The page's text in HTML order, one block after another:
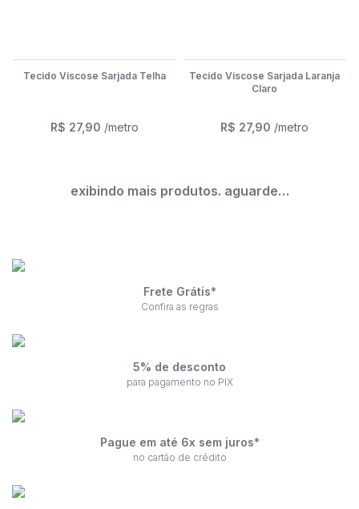
Tecido Viscose Sarjada Telha
R$ 27,90 /metro
Tecido Viscose Sarjada Laranja
Claro
R$ 27,90 /metro
exibindo mais produtos. aguarde…
Frete Grátis*
Confira as regras
5% de desconto
para pagamento no PIX
Pague em até 6x sem juros*
no cartão de crédito